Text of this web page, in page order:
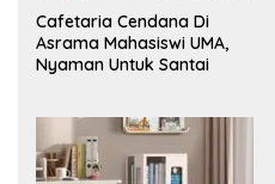
Cafetaria Cendana Di
Asrama Mahasiswi UMA,
Nyaman Untuk Santai